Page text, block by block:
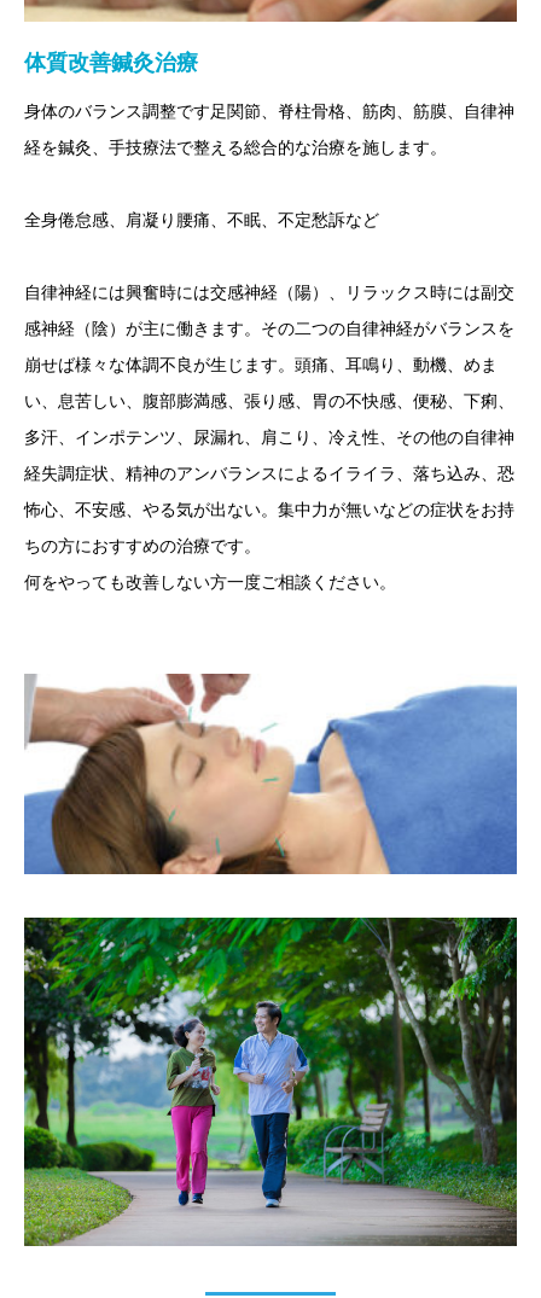
体質改善鍼灸治療
身体のバランス調整です足関節、脊柱骨格、筋肉、筋膜、自律神
経を鍼灸、手技療法で整える総合的な治療を施します。
全身倦怠感、肩凝り腰痛、不眠、不定愁訴など
自律神経には興奮時には交感神経（陽）、リラックス時には副交
感神経（陰）が主に働きます。その二つの自律神経がバランスを
崩せば様々な体調不良が生じます。頭痛、耳鳴り、動機、めま
い、息苦しい、腹部膨満感、張り感、胃の不快感、便秘、下痢、
多汗、インポテンツ、尿漏れ、肩こり、冷え性、その他の自律神
経失調症状、精神のアンバランスによるイライラ、落ち込み、恐
怖心、不安感、やる気が出ない。集中力が無いなどの症状をお持
ちの方におすすめの治療です。
何をやっても改善しない方一度ご相談ください。